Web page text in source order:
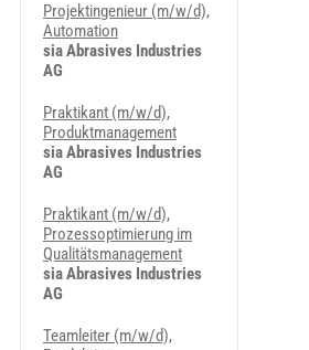
Projektingenieur (m/w/d),
Automation
sia Abrasives Industries
AG
Praktikant (m/w/d),
Produktmanagement
sia Abrasives Industries
AG
Praktikant (m/w/d),
Prozessoptimierung im
Qualitätsmanagement
sia Abrasives Industries
AG
Teamleiter (m/w/d),